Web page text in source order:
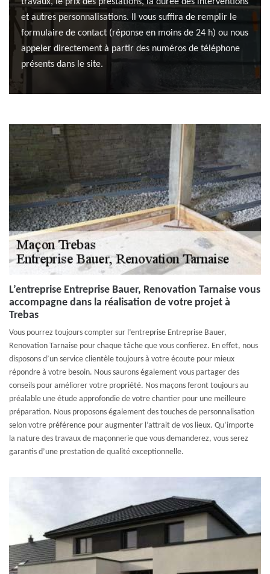
et autres personnalisations. Il vous suffira de remplir le
formulaire de contact (réponse en moins de 24 h) ou nous
appeler directement à partir des numéros de téléphone
présents dans le site.
L’entreprise Entreprise Bauer, Renovation Tarnaise vous
accompagne dans la réalisation de votre projet à
Trebas
Vous pourrez toujours compter sur l’entreprise Entreprise Bauer,
Renovation Tarnaise pour chaque tâche que vous confierez. En effet, nous
disposons d’un service clientèle toujours à votre écoute pour mieux
répondre à votre besoin. Nous saurons également vous partager des
conseils pour améliorer votre propriété. Nos maçons feront toujours au
préalable une étude approfondie de votre chantier pour une meilleure
préparation. Nous proposons également des touches de personnalisation
selon votre préférence pour augmenter l’attrait de vos lieux. Qu’importe
la nature des travaux de maçonnerie que vous demanderez, vous serez
garantis d’une prestation de qualité exceptionnelle.